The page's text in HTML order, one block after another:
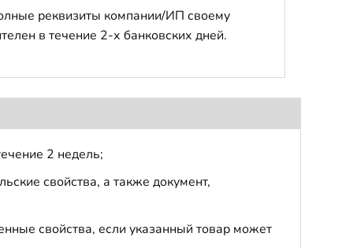
реквизиты компании/ИП своему
в течение 2-х банковских дней.
2 недель;
свойства, а также документ,
свойства, если указанный товар может